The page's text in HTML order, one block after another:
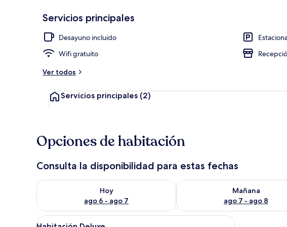
Servicios principales
Desayuno incluido
Wifi gratuito
Ver todos
Servicios principales (2)
Opciones de habitación
Consulta la disponibilidad para estas fechas
Hoy
ago 6 - ago 7
Consulta la disponibilidad para hoy ago 6 - ago 7
Mañana
ago 7 - ago 8
Consulta la disponibilidad
Abrir
Habitación de hotel con dos camas individuales,
5